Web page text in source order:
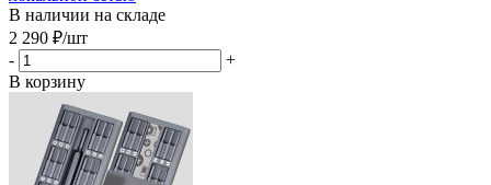
В наличии на складе
2 290 ₽/шт
-
+
В корзину